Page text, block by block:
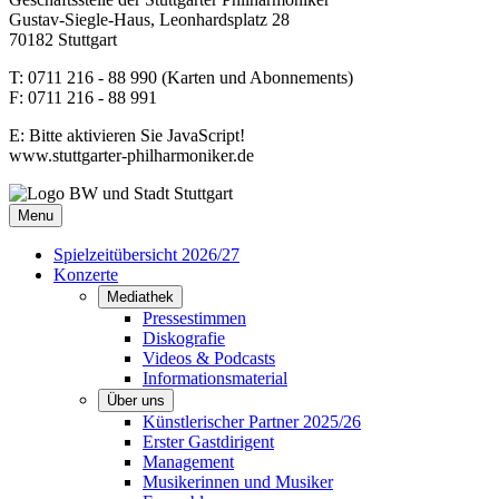
Gustav-Siegle-Haus, Leonhardsplatz 28
70182 Stuttgart
T: 0711 216 - 88 990 (Karten und Abonnements)
F: 0711 216 - 88 991
E: Bitte aktivieren Sie JavaScript!
www.stuttgarter-philharmoniker.de
Menu
Spielzeitübersicht 2026/27
Konzerte
Mediathek
Pressestimmen
Diskografie
Videos & Podcasts
Informationsmaterial
Über uns
Künstlerischer Partner 2025/26
Erster Gastdirigent
Management
Musikerinnen und Musiker